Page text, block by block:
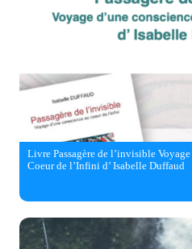
Livre Passagère de l’invisible Voyage
Coeur de l’Infini d’ Isabelle Duffaud